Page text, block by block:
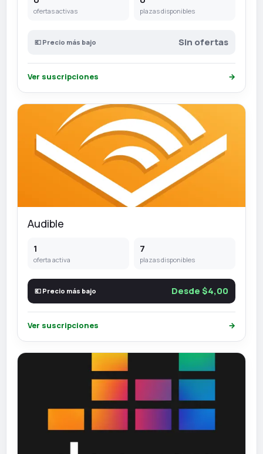
ofertas activas plazas disponibles
💶 Precio más bajo Sin ofertas
Ver suscripciones →
Audible
1
oferta activa
7
plazas disponibles
💶 Precio más bajo Desde $4,00
Ver suscripciones →